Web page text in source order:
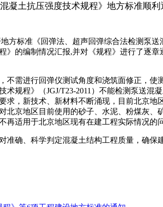
凝土抗压强度技术规程》地方标准顺利
标准《回弹法、超声回弹综合法检测泵
的编制情况汇报,并对《规程》进行了逐
进行回弹仪测试角度和浇筑面修正，使
规程》（JGJ/T23-2011）不能检测泵送混
求，新技术、新材料不断涌现，目前北京
京地区目前使用的砂子、水泥、粉煤灰
适用于北京地区现有在建工程实际情况的
、科学判定混凝土结构工程质量，确保